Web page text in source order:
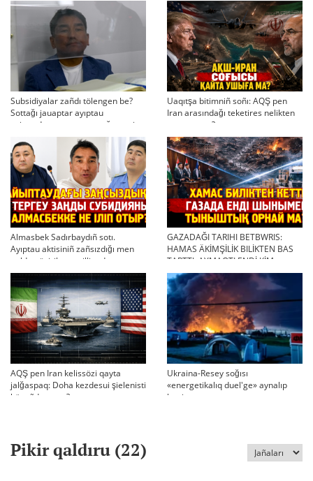
Subsidiyalar zañdı tölengen be?
Sottağı jauaptar ayıptau
twjırımdarın qayta qarauğa negiz
bola ala ma?
Uaqıtşa bitimniñ soñı: AQŞ pen
Iran arasındağı teketires nelikten
qayta uşıqtı?
Almasbek Sadırbaydıñ sotı.
Ayıptau aktisiniñ zañsızdığı men
qoldan ösirilgen milliondar
GAZADAĞI TARIHI BETBWRIS:
HAMAS ÄKİMŞİLİK BILİKTEN BAS
TARTTI. AYMAQTI ENDİ KİM
BASQARADI?
AQŞ pen Iran kelissözi qayta
jalğaspaq: Doha kezdesui şielenisti
bäseñdete me?
Ukraina-Resey soğısı
«energetikalıq duel'ge» aynalıp
ketti
Pikir qaldıru (22)